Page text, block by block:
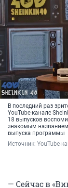
В последний раз
YouTube-канале
18 выпусков
знакомым названием
выпуска программы
Источник: YouTube-
— Сейчас в